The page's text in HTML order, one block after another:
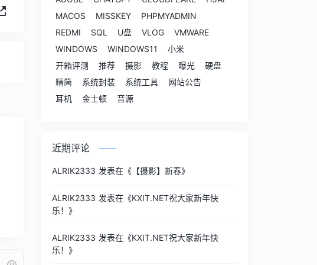
MACOS
MISSKEY
PHPMYADMIN
REDMI
SQL U盘 VLOG
VMWARE
WINDOWS
WINDOWS11
小米
开箱评测
推荐 摄影 教程 曝光
硬盘
精简
系统封装 系统工具
网站公告
耳机
金士顿 音源
近期评论
ALRIK2333 发表在《 【摄影】新春》
ALRIK2333 发表在《KXIT.NET祝大家新年快
乐！ 》
ALRIK2333 发表在《KXIT.NET祝大家新年快
乐！ 》